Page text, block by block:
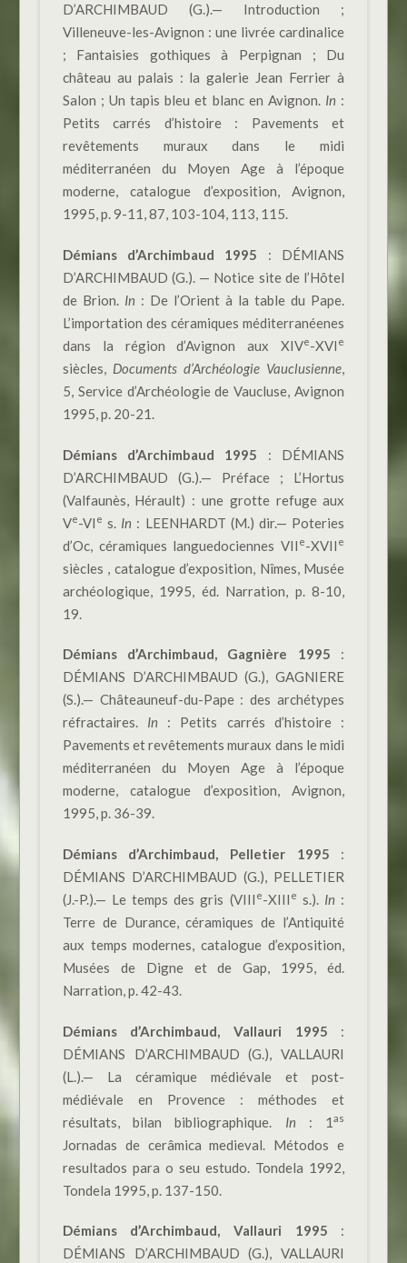
D’ARCHIMBAUD (G.).— Introduction ;
Villeneuve-les-Avignon : une livrée cardinalice
; Fantaisies gothiques à Perpignan ; Du
château au palais : la galerie Jean Ferrier à
Salon ; Un tapis bleu et blanc en Avignon. In :
Petits carrés d’histoire : Pavements et
revêtements muraux dans le midi
méditerranéen du Moyen Age à l’époque
moderne, catalogue d’exposition, Avignon,
1995, p. 9-11, 87, 103-104, 113, 115.
Démians d’Archimbaud 1995 : DÉMIANS
D’ARCHIMBAUD (G.). — Notice site de l’Hôtel
de Brion. In : De l’Orient à la table du Pape.
L’importation des céramiques méditerranéenes
dans la région d’Avignon aux XIVe-XVI e
siècles, Documents d’Archéologie Vauclusienne,
5, Service d’Archéologie de Vaucluse, Avignon
1995, p. 20-21.
Démians d’Archimbaud 1995 : DÉMIANS
D’ARCHIMBAUD (G.).— Préface ; L’Hortus
(Valfaunès, Hérault) : une grotte refuge aux
Ve-VI e s. In : LEENHARDT (M.) dir.— Poteries
d’Oc, céramiques languedociennes VII e-XVII e
siècles , catalogue d’exposition, Nîmes, Musée
archéologique, 1995, éd. Narration, p. 8-10,
19.
Démians d’Archimbaud, Gagnière 1995 :
DÉMIANS D’ARCHIMBAUD (G.), GAGNIERE
(S.).— Châteauneuf-du-Pape : des archétypes
réfractaires. In : Petits carrés d’histoire :
Pavements et revêtements muraux dans le midi
méditerranéen du Moyen Age à l’époque
moderne, catalogue d’exposition, Avignon,
1995, p. 36-39.
Démians d’Archimbaud, Pelletier 1995 :
DÉMIANS D’ARCHIMBAUD (G.), PELLETIER
(J.-P.).— Le temps des gris (VIII e-XIII e s.). In :
Terre de Durance, céramiques de l’Antiquité
aux temps modernes, catalogue d’exposition,
Musées de Digne et de Gap, 1995, éd.
Narration, p. 42-43.
Démians d’Archimbaud, Vallauri 1995 :
DÉMIANS D’ARCHIMBAUD (G.), VALLAURI
(L.).— La céramique médiévale et post-
médiévale en Provence : méthodes et
résultats, bilan bibliographique. In : 1as
Jornadas de cerâmica medieval. Métodos e
resultados para o seu estudo. Tondela 1992,
Tondela 1995, p. 137-150.
Démians d’Archimbaud, Vallauri 1995 :
DÉMIANS D’ARCHIMBAUD (G.), VALLAURI